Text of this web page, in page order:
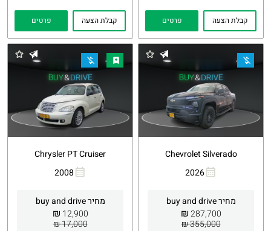
קבלת הצעה פרטים קבלת הצעה פרטים
Chevrolet Silverado
2026
מחיר buy and drive
287,700
₪
355,000 ₪
Whatsapp
Chrysler PT Cruiser
2008
מחיר buy and drive
12,900
₪
17,000 ₪
Whatsapp